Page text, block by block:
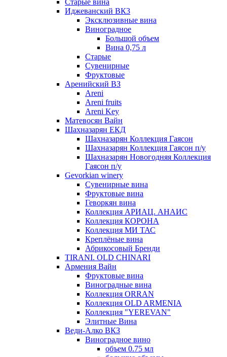
Старые вина
Иджеванский ВК3
Эксклюзивные вина
Виноградное
Большой объем
Вина 0,75 л
Старые
Сувенирные
Фруктовые
Аренийский ВЗ
Areni
Areni fruits
Areni Key
Матевосян Вайн
Шахназарян ЕКД
Шахназарян Коллекция Гаясон
Шахназарян Коллекция Гаясон п/у
Шахназарян Новогодняя Коллекция
Гаясон п/у
Gevorkian winery
Сувенирные вина
Фруктовые вина
Геворкян вина
Коллекция АРИАЦ. АНАИС
Коллекция КОРОНА
Коллекция МИ ТАС
Креплёные вина
Абрикосовый Бренди
TIRANI. OLD CHINARI
Армения Вайн
Фруктовые вина
Виноградные вина
Коллекция ORRAN
Коллекция OLD ARMENIA
Коллекция "YEREVAN"
Элитные Вина
Веди-Алко ВКЗ
Виноградное вино
объем 0.75 мл